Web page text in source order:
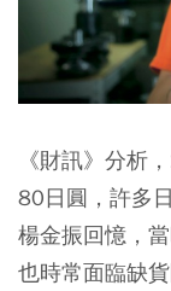
《財訊》分析
80日圓，許多
楊金振回憶，
也時常面臨缺